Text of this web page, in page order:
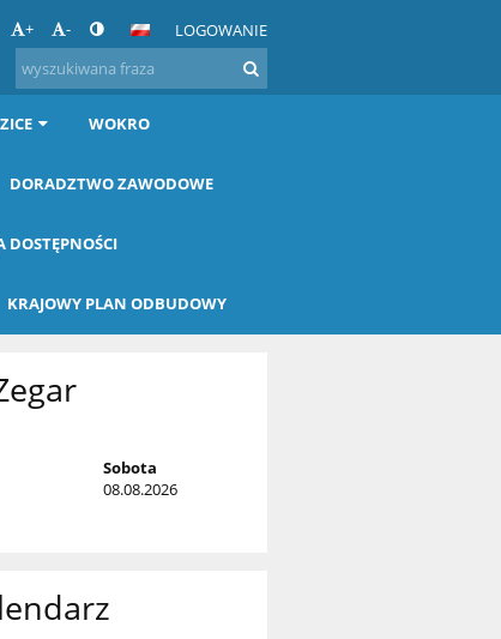
+ - LOGOWANIE
WOKRO
DORADZTWO ZAWODOWE
DOSTĘPNOŚCI
KRAJOWY PLAN ODBUDOWY
Sobota
08.08.2026